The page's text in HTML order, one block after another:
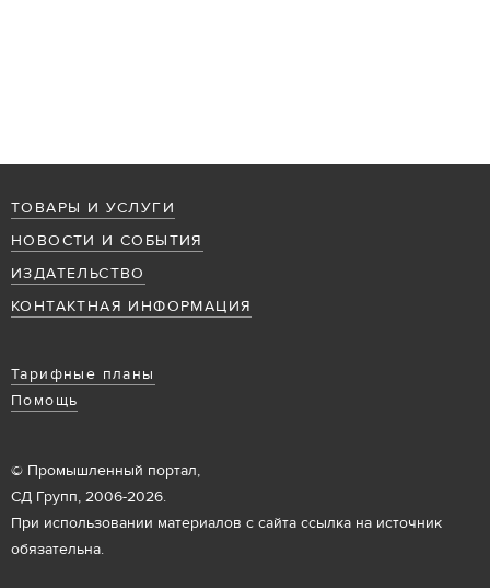
ТОВАРЫ И УСЛУГИ
НОВОСТИ И СОБЫТИЯ
ИЗДАТЕЛЬСТВО
КОНТАКТНАЯ ИНФОРМАЦИЯ
Тарифные планы
Помощь
© Промышленный портал,
СД Групп, 2006-2026.
При использовании материалов с сайта ссылка на источник
обязательна.